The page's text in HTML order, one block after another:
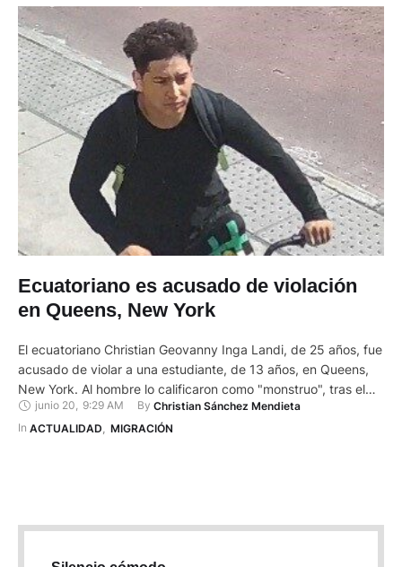
Ecuatoriano es acusado de violación
en Queens, New York
El ecuatoriano Christian Geovanny Inga Landi, de 25 años, fue
acusado de violar a una estudiante, de 13 años, en Queens,
New York. Al hombre lo calificaron como "monstruo", tras el
hecho. Inga era buscado por las autoridades de New York por
este ataque, que causó terror a una comunidad de Queens
junio 20, 9:29 AM By Christian Sánchez Mendieta
In ACTUALIDAD MIGRACIÓN